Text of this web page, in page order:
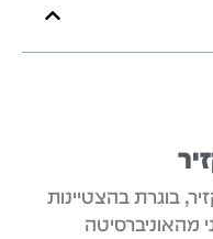
בוגרת בהצטיינות
מהאוניברסיטה